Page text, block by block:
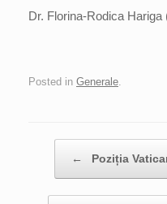
Dr. Florina-Rodica
Posted in Generale
← Poziția